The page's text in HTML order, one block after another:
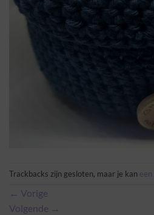
Trackbacks zijn gesloten, maar je kan
← Vorige
Volgende →